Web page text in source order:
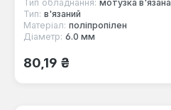
Тип обладнання: мотузка в'язана
Тип: в'язаний
Матеріал: поліпропілен
Діаметр: 6.0 мм
Звичайна ціна:
80,19 ₴